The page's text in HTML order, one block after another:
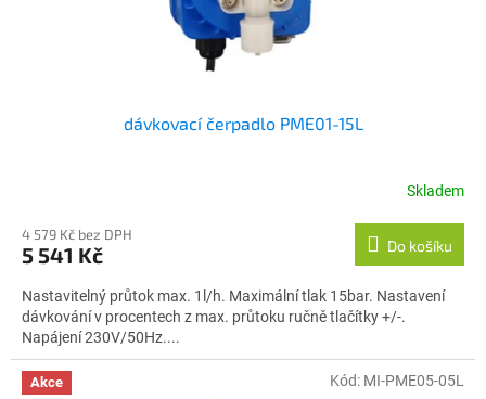
dávkovací čerpadlo PME01-15L
Skladem
4 579 Kč bez DPH
5 541 Kč Do košíku
Nastavitelný průtok max. 1l/h. Maximální tlak 15bar. Nastavení
dávkování v procentech z max. průtoku ručně tlačítky +/-.
Napájení 230V/50Hz....
Akce Kód: MI-PME05-05L